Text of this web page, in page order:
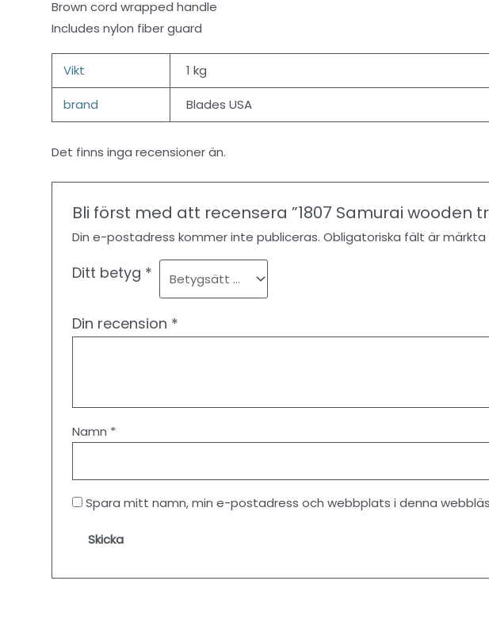
Brown cord wrapped handle
Includes nylon fiber guard
Vikt 1 kg
brand Blades USA
Det finns inga recensioner än.
Bli först med att recensera ”1807 Samurai wooden
Din e-postadress kommer inte publiceras. Obligatoriska fält är märkta
Ditt betyg *
Din recension *
Namn *
Spara mitt namn, min e-postadress och webbplats i denna